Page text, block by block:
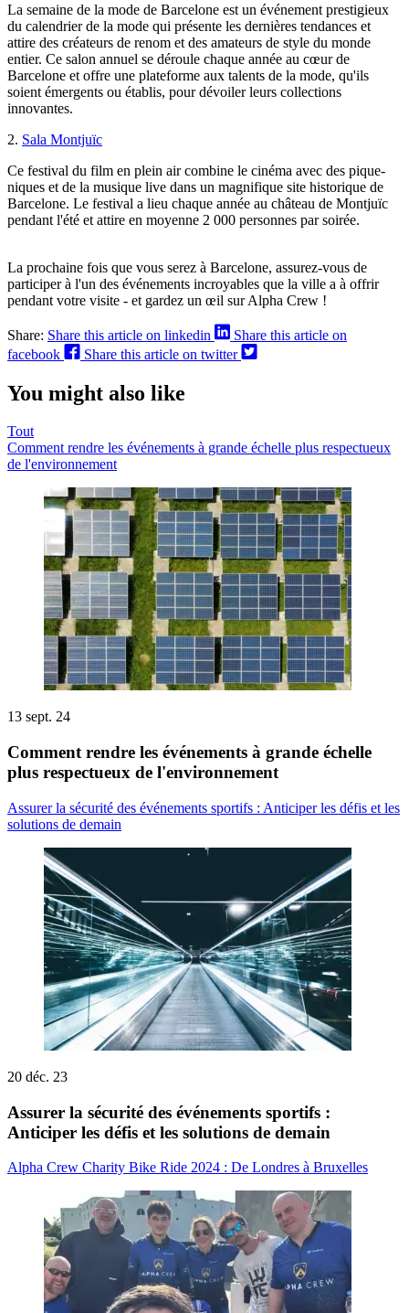
La semaine de la mode de Barcelone est un événement prestigieux
du calendrier de la mode qui présente les dernières tendances et
attire des créateurs de renom et des amateurs de style du monde
entier. Ce salon annuel se déroule chaque année au cœur de
Barcelone et offre une plateforme aux talents de la mode, qu'ils
soient émergents ou établis, pour dévoiler leurs collections
innovantes.
2. Sala Montjuïc
Ce festival du film en plein air combine le cinéma avec des pique-
niques et de la musique live dans un magnifique site historique de
Barcelone. Le festival a lieu chaque année au château de Montjuïc
pendant l'été et attire en moyenne 2 000 personnes par soirée.
La prochaine fois que vous serez à Barcelone, assurez-vous de
participer à l'un des événements incroyables que la ville a à offrir
pendant votre visite - et gardez un œil sur Alpha Crew !
Share: Share this article on linkedin
Share this article on
facebook
Share this article on twitter
You might also like
Tout
Comment rendre les événements à grande échelle plus respectueux
de l'environnement
13 sept. 24
Comment rendre les événements à grande échelle
plus respectueux de l'environnement
Assurer la sécurité des événements sportifs : Anticiper les défis et les
solutions de demain
20 déc. 23
Assurer la sécurité des événements sportifs :
Anticiper les défis et les solutions de demain
Alpha Crew Charity Bike Ride 2024 : De Londres à Bruxelles